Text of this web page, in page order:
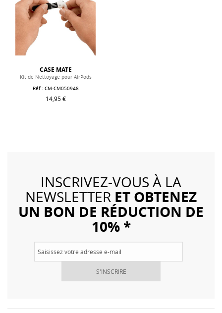
CASE MATE
Kit de Nettoyage pour AirPods
Réf : CM-CM050948
14,95 €
INSCRIVEZ-VOUS À LA
NEWSLETTER ET OBTENEZ
UN BON DE RÉDUCTION DE
10% *
S'INSCRIRE